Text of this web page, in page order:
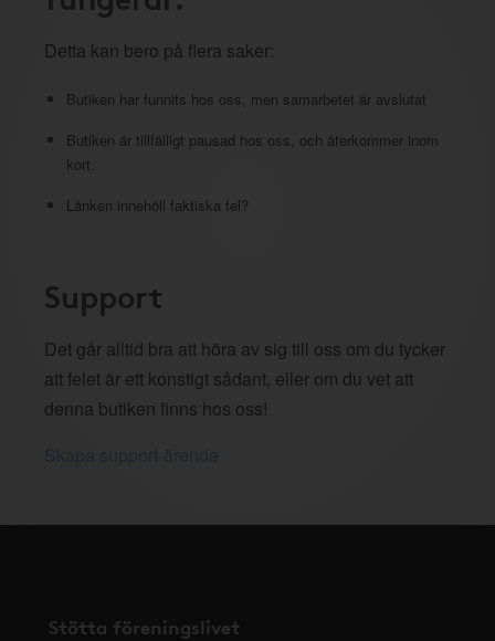
Detta kan bero på flera saker:
Butiken har funnits hos oss, men samarbetet är avslutat
Butiken är tillfälligt pausad hos oss, och återkommer inom
kort.
Länken innehöll faktiska fel?
Support
Det går alltid bra att höra av sig till oss om du tycker
att felet är ett konstigt sådant, eller om du vet att
denna butiken finns hos oss!
Stötta föreningslivet